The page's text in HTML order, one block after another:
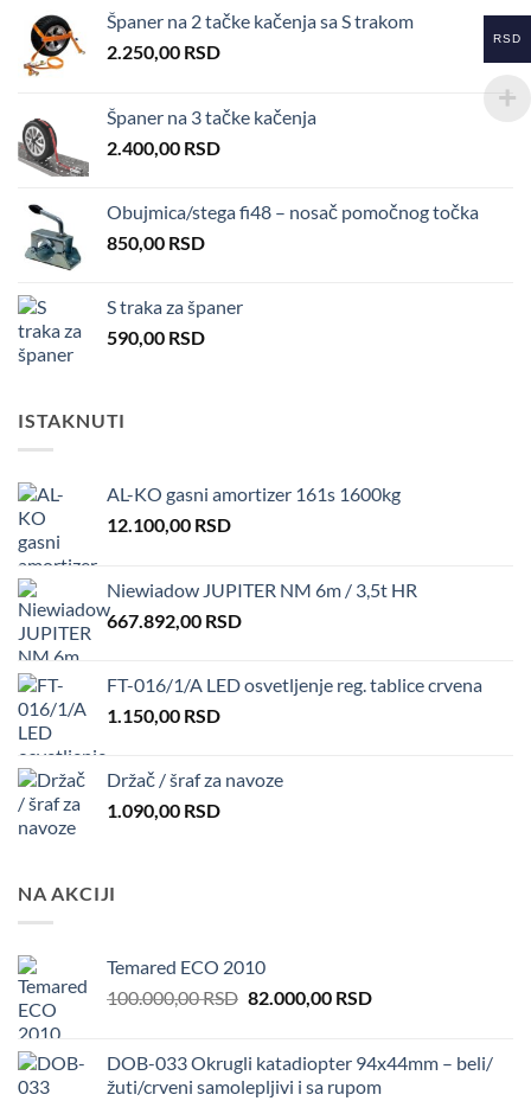
Španer na 2 tačke kačenja sa S trakom
2.250,00 RSD
Španer na 3 tačke kačenja
2.400,00 RSD
Obujmica/stega fi48 – nosač pomočnog točka
850,00 RSD
S traka za španer
590,00 RSD
ISTAKNUTI
AL-KO gasni amortizer 161s 1600kg
12.100,00 RSD
Niewiadow JUPITER NM 6m / 3,5t HR
667.892,00 RSD
FT-016/1/A LED osvetljenje reg. tablice crvena
1.150,00 RSD
Držač / šraf za navoze
1.090,00 RSD
NA AKCIJI
Temared ECO 2010
100.000,00RSD Original
100.000,00 RSD.
82.000,00 RSDCurrent
82.000,00 RSD.
DOB-033 Okrugli katadiopter 94x44mm – beli/
žuti/crveni samolepljivi i sa rupom
RSD